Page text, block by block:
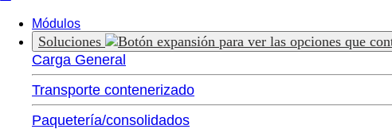
Módulos
Soluciones
Carga General
Transporte contenerizado
Paquetería/consolidados